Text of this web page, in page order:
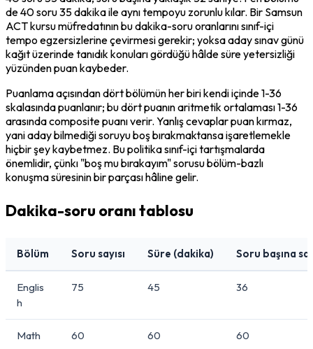
de 40 soru 35 dakika ile aynı tempoyu zorunlu kılar. Bir Samsun
ACT kursu müfredatının bu dakika-soru oranlarını sınıf-içi
tempo egzersizlerine çevirmesi gerekir; yoksa aday sınav günü
kağıt üzerinde tanıdık konuları gördüğü hâlde süre yetersizliği
yüzünden puan kaybeder.
Puanlama açısından dört bölümün her biri kendi içinde 1-36
skalasında puanlanır; bu dört puanın aritmetik ortalaması 1-36
arasında composite puanı verir. Yanlış cevaplar puan kırmaz,
yani aday bilmediği soruyu boş bırakmaktansa işaretlemekle
hiçbir şey kaybetmez. Bu politika sınıf-içi tartışmalarda
önemlidir, çünkı "boş mu bırakayım" sorusu bölüm-bazlı
konuşma süresinin bir parçası hâline gelir.
Dakika-soru oranı tablosu
Bölüm Soru sayısı Süre (dakika) Soru başına
Englis
h
75 45 36
Math 60 60 60